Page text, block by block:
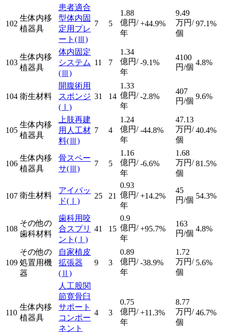
102
生体内移
植器具
患者適合
型体内固
定用プレ
ート (Ⅲ)
7 5
1.88
億円/
年
+44.9%
9.49
万円/
個
97.1%
103
生体内移
植器具
体内固定
システム
(Ⅲ)
11 7
1.34
億円/
年
-9.1%
4100
円/個
4.8%
104 衛生材料
開腹術用
スポンジ
(Ⅰ)
31 14
1.33
億円/
年
-2.8%
407
円/個
9.6%
105
生体内移
植器具
上肢再建
用人工材
料(Ⅲ)
7 4
1.24
億円/
年
-44.8%
47.13
万円/
個
40.4%
106
生体内移
植器具
骨スペー
サ(Ⅲ)
7 5
1.16
億円/
年
-6.6%
1.68
万円/
個
81.5%
107 衛生材料
アイパッ
ド(Ⅰ)
25 21
0.93
億円/
年
+14.2%
45
円/個 54.3%
108
その他の
歯科材料
歯科用咬
合スプリ
ント (Ⅰ)
41 15
0.9
億円/
年
+95.7%
163
円/個
4.8%
109
その他の
処置用機
器
自家植皮
拡張器
(Ⅱ)
9 3
0.89
億円/
年
-38.9%
1.72
万円/
個
5.6%
110
生体内移
植器具
人工股関
節寛骨臼
サポート
コンポー
ネント
4 3
0.75
億円/
年
+11.3%
8.77
万円/
個
46.7%